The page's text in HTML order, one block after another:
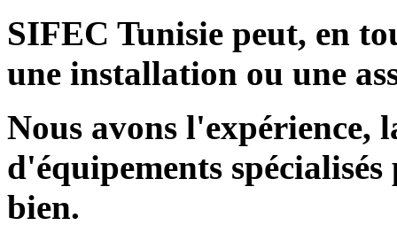
SIFEC Tunisie peut, en
une installation ou une
Nous avons l'expérience,
d'équipements
bien.